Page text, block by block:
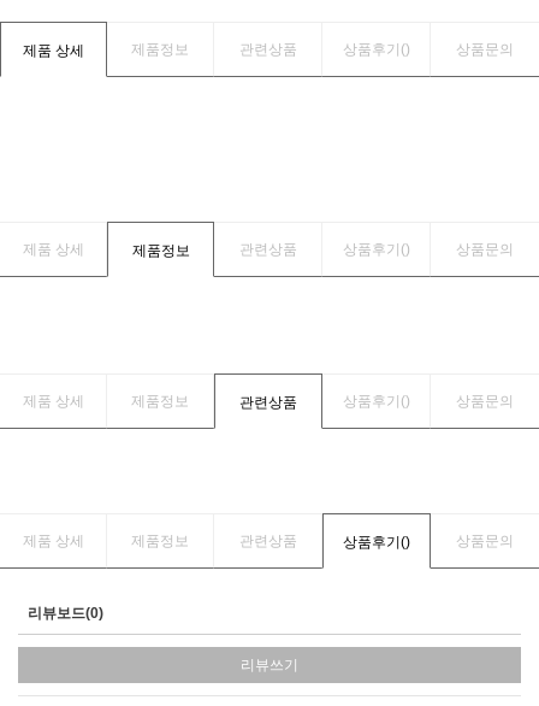
제품 상세 제품정보 관련상품 상품후기() 상품문의
제품 상세 제품정보 관련상품 상품후기() 상품문의
제품 상세 제품정보 관련상품 상품후기() 상품문의
제품 상세 제품정보 관련상품 상품후기() 상품문의
리뷰보드(0)
리뷰쓰기